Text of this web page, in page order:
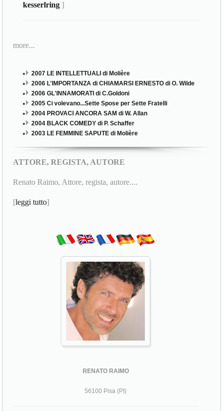
kesserlring ]
more...
2007 LE INTELLETTUALI di Molière
2006 L'IMPORTANZA di CHIAMARSI ERNESTO di O. Wilde
2006 GL'INNAMORATI di C.Goldoni
2005 Ci volevano...Sette Spose per Sette Fratelli
2004 PROVACI ANCORA SAM di W. Allan
2004 BLACK COMEDY di P. Schaffer
2003 LE FEMMINE SAPUTE di Molière
ATTORE, REGISTA, AUTORE
Renato Raimo, Attore, regista, autore....
[leggi tutto]
RENATO RAIMO
56100 Pisa (PI)